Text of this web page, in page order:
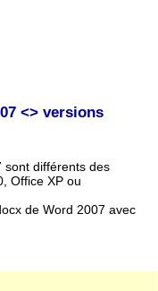
<> versions
sont différents des
Office XP ou
de Word 2007 avec